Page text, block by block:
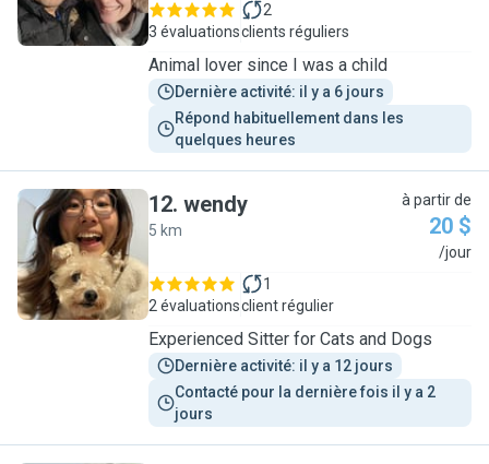
3 évaluations
2
clients réguliers
Animal lover since I was a child
Dernière activité: il y a 6 jours
Répond habituellement dans les
quelques heures
W
12. wendy
5 km
à partir de
20 $
/jour
2 évaluations
1
client régulier
Experienced Sitter for Cats and Dogs
Dernière activité: il y a 12 jours
Contacté pour la dernière fois il y a 2
jours